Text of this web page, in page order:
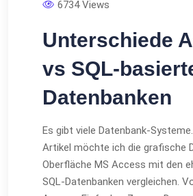
6734 Views
Unterschiede
vs SQL-
Datenbanken
Es gibt viele Datenbank-
Artikel möchte ich die grafische
Oberfläche MS Access mit den
SQL-Datenbanken vergleichen.